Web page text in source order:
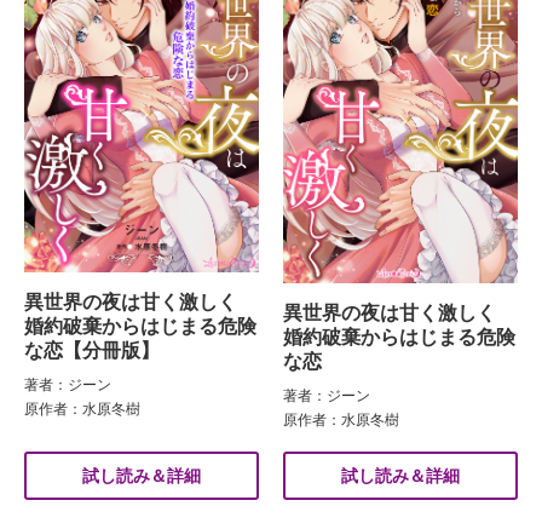
異世界の夜は甘く激しく
婚約破棄からはじまる危険
な恋【分冊版】
著者：ジーン
原作者：水原冬樹
試し読み＆詳細
異世界の夜は甘く激しく
婚約破棄からはじまる危険
な恋
著者：ジーン
原作者：水原冬樹
試し読み＆詳細